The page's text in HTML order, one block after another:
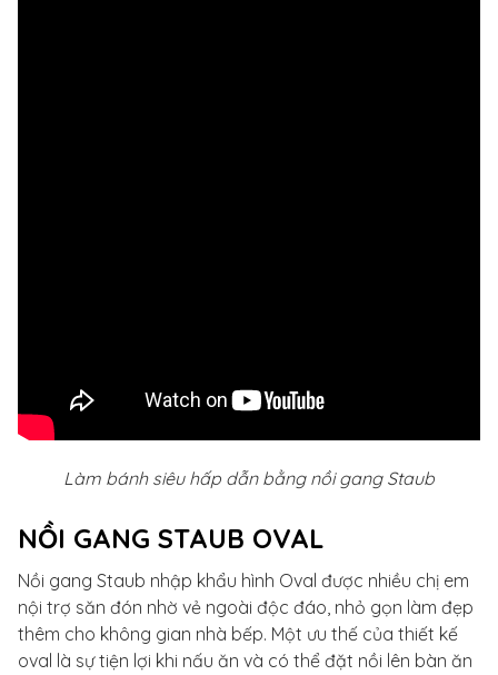
Làm bánh siêu hấp dẫn bằng nồi gang Staub
NỒI GANG STAUB OVAL
Nồi gang Staub nhập khẩu hình Oval được nhiều chị em
nội trợ săn đón nhờ vẻ ngoài độc đáo, nhỏ gọn làm đẹp
thêm cho không gian nhà bếp. Một ưu thế của thiết kế
oval là sự tiện lợi khi nấu ăn và có thể đặt nồi lên bàn ăn